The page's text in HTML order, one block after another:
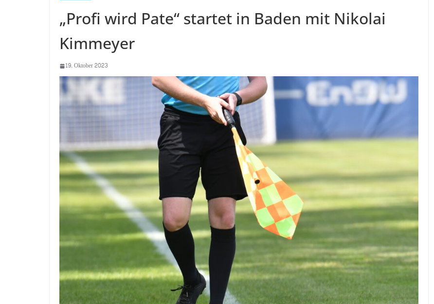
„Profi wird Pate“ startet in Baden mit Nikolai
Kimmeyer
19. Oktober 2023